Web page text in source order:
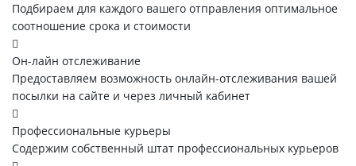
Подбираем для каждого вашего отправления оптимальное
соотношение срока и стоимости
Он-лайн отслеживание
Предоставляем возможность онлайн-отслеживания вашей
посылки на сайте и через личный кабинет
Профессиональные курьеры
Содержим собственный штат профессиональных курьеров